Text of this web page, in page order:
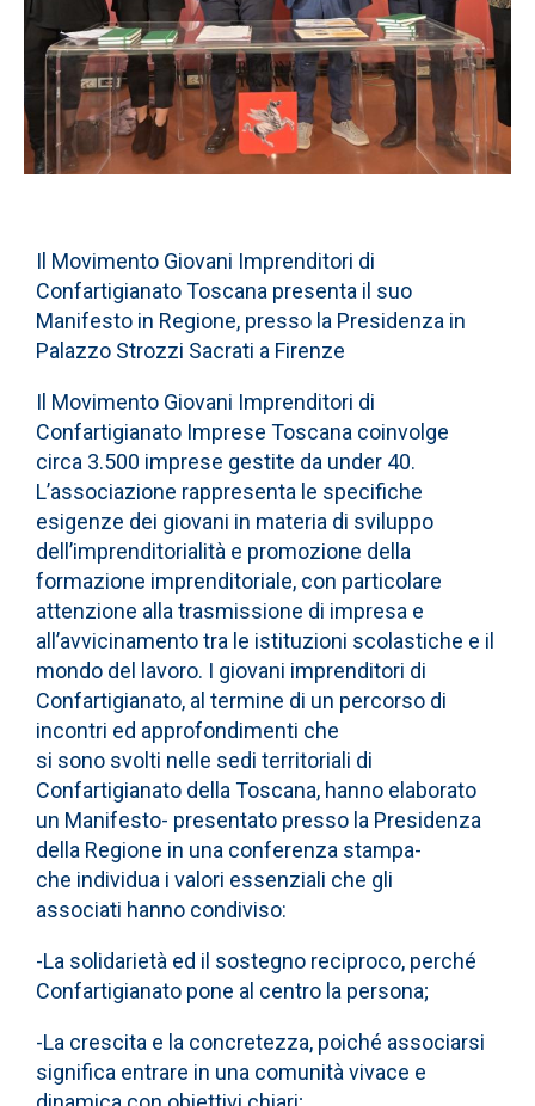
Il Movimento Giovani Imprenditori di
Confartigianato Toscana presenta il suo
Manifesto in Regione, presso la Presidenza in
Palazzo Strozzi Sacrati a Firenze
Il Movimento Giovani Imprenditori di
Confartigianato Imprese Toscana coinvolge
circa 3.500 imprese gestite da under 40.
L’associazione rappresenta le specifiche
esigenze dei giovani in materia di sviluppo
dell’imprenditorialità e promozione della
formazione imprenditoriale, con particolare
attenzione alla trasmissione di impresa e
all’avvicinamento tra le istituzioni scolastiche e il
mondo del lavoro. I giovani imprenditori di
Confartigianato, al termine di un percorso di
incontri ed approfondimenti che
si sono svolti nelle sedi territoriali di
Confartigianato della Toscana, hanno elaborato
un Manifesto- presentato presso la Presidenza
della Regione in una conferenza stampa-
che individua i valori essenziali che gli
associati hanno condiviso:
-La solidarietà ed il sostegno reciproco, perché
Confartigianato pone al centro la persona;
-La crescita e la concretezza, poiché associarsi
significa entrare in una comunità vivace e